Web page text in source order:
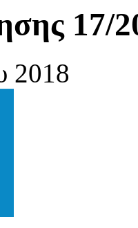
17/
2018